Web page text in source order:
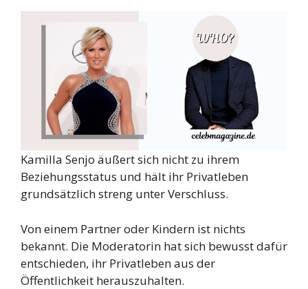
Kamilla Senjo äußert sich nicht zu ihrem
Beziehungsstatus und hält ihr Privatleben
grundsätzlich streng unter Verschluss.
Von einem Partner oder Kindern ist nichts
bekannt. Die Moderatorin hat sich bewusst dafür
entschieden, ihr Privatleben aus der
Öffentlichkeit herauszuhalten.